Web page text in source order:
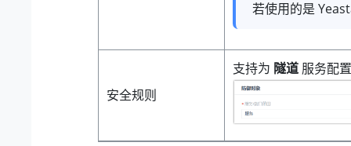
若使用的是
安全规则
支持为 隧道 服务配